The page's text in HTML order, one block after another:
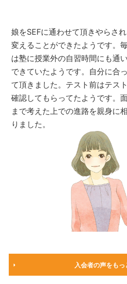
娘をSEFに通わせて頂きやらさ
変えることができたようです。
は塾に授業外の自習時間にも通
できていたようです。自分に合
て頂きました。テスト前はテス
確認してもらってたようです。
まで考えた上での進路を親身に
りました。
入会者の声をもっ